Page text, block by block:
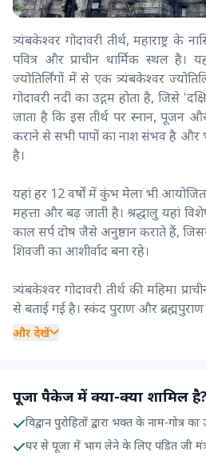
त्र्यंबकेश्वर गोदावरी तीर्थ, महाराष्ट्र
पवित्र और प्राचीन धार्मिक स्थल
ज्योतिर्लिंगों में से एक त्र्यंबकेश्वर
गोदावरी नदी का उद्गम होता है, जिसे
जाता है कि इस तीर्थ पर स्नान, पूजन
कराने से सभी पापों का नाश संभव है और
है।
यहां हर 12 वर्षों में कुंभ मेला भी
महत्ता और बढ़ जाती है। श्रद्धालु यहां
काल सर्प दोष जैसे अनुष्ठान कराते हैं,
शिवजी का आशीर्वाद बना रहे।
त्र्यंबकेश्वर गोदावरी तीर्थ की महिमा
से बताई गई है। स्कंद पुराण और
और देखें
पूजा पैकेज में क्या-क्या शामिल है?
विद्वान पुरोहितों द्वारा भक्त के नाम-गोत्र
घर से पूजा में भाग लेने के लिए पंडित जी